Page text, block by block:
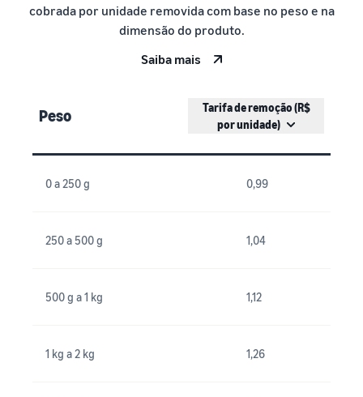
cobrada por unidade removida com base no peso e na
dimensão do produto.
Saiba mais
Peso
Tarifa de remoção (R$
por unidade)
0 a 250 g 0,99
250 a 500 g 1,04
500 g a 1 kg 1,12
1 kg a 2 kg 1,26